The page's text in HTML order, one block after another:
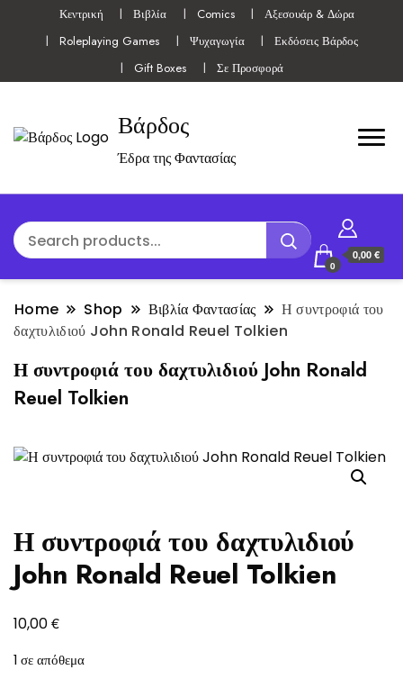
Κεντρική Βιβλία Comics
Αξεσουάρ & Δώρα
Roleplaying Games
Ψυχαγωγία
Εκδόσεις Βάρδος
Gift Boxes
Σε Προσφορά
Βάρδος
Έδρα της Φαντασίας
0
0,00 €
Home Shop Βιβλία Φαντασίας
Η συντροφιά του
δαχτυλιδιού John Ronald Reuel Tolkien
Η συντροφιά του δαχτυλιδιού John Ronald
Reuel Tolkien
Η συντροφιά του δαχτυλιδιού
John Ronald Reuel Tolkien
10,00€
1 σε απόθεμα